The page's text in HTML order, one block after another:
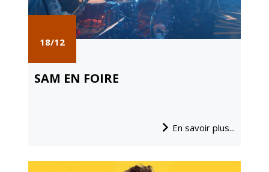
18/12
SAM EN FOIRE
En savoir plus...